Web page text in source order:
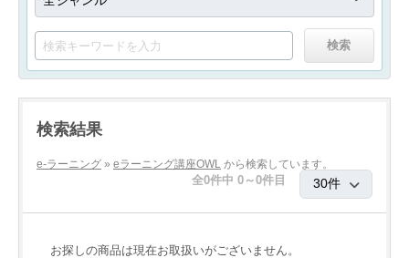
検索結果
e-ラーニング » eラーニング講座OWL から検索しています。
全0件中 0～0件目
お探しの商品は現在お取扱いがございません。